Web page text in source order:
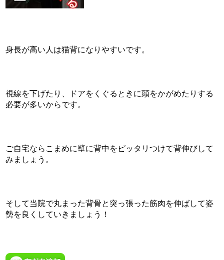
身長が高い人は猫背になりやすいです。
視線を下げたり、ドアをくぐるときに頭をかがめたりする
必要が多いからです。
ご自宅ならこまめに壁に背中をピッタリつけて背伸びして
みましょう。
そして当院で丸まった背骨と突っ張った筋肉を伸ばして姿
勢を良くしていきましょう！